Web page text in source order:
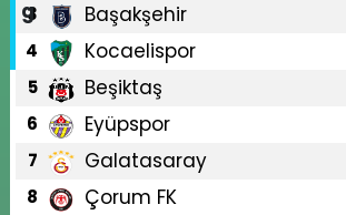
3 Başakşehir
4 Kocaelispor
5 Beşiktaş
6 Eyüpspor
7 Galatasaray
8 Çorum FK